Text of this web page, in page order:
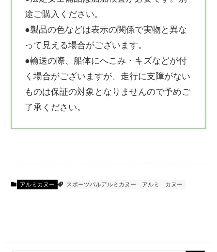
途ご購入ください。
●製品の色などは表示の関係で実物と異な
って見える場合がございます。
●輸送の際、船体にへこみ・キズなどが付
く場合がございますが、走行に支障がない
ものは保証の対象となりませんので予めご
了承ください。
アルミカヌー スポーツパルアルミカヌー アルミ カヌー